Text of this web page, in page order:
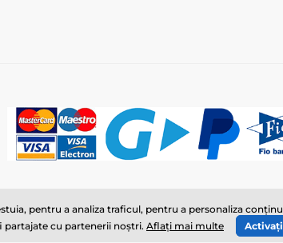
pentru a analiza traficul, pentru a personaliza
cu partenerii noștri. Aflați mai multe